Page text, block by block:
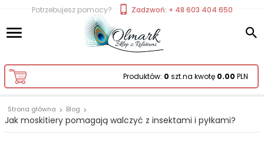
Potrzebujesz pomocy? Zadzwoń: + 48 603 404 650
Produktów: 0 szt.na kwotę 0.00 PLN
Strona główna Blog
Jak moskitiery pomagają walczyć z insektami i pyłkami?